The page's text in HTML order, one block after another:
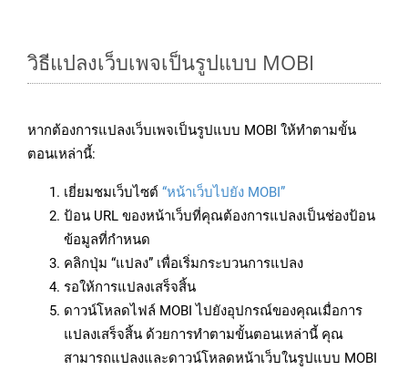
วิธีแปลงเว็บเพจเป็นรูปแบบ MOBI
หากต้องการแปลงเว็บเพจเป็นรูปแบบ MOBI ให้ทำตามขั้น
ตอนเหล่านี้:
เยี่ยมชมเว็บไซต์ “หน้าเว็บไปยัง MOBI”
ป้อน URL ของหน้าเว็บที่คุณต้องการแปลงเป็นช่องป้อน
ข้อมูลที่กำหนด
คลิกปุ่ม “แปลง” เพื่อเริ่มกระบวนการแปลง
รอให้การแปลงเสร็จสิ้น
ดาวน์โหลดไฟล์ MOBI ไปยังอุปกรณ์ของคุณเมื่อการ
แปลงเสร็จสิ้น ด้วยการทำตามขั้นตอนเหล่านี้ คุณ
สามารถแปลงและดาวน์โหลดหน้าเว็บในรูปแบบ MOBI